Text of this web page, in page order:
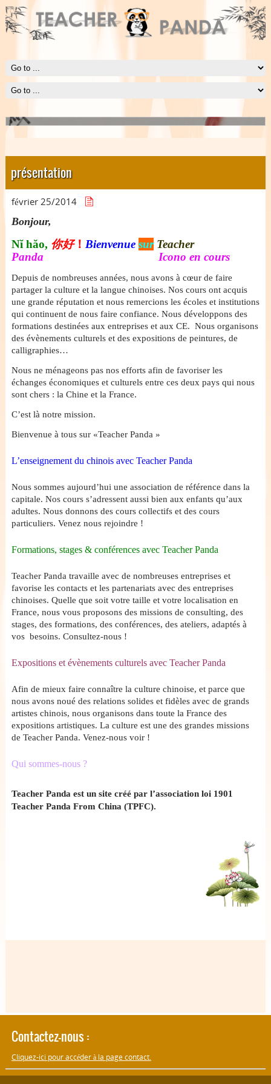
Le Lotus d'Eau
Le lotus d'eau représente l'épanouissement et le développement
équilibré.
présentation
février 25/2014
Bonjour,
Nĭ hăo, 你好！ Bienvenue sur Teacher
Panda Icono en cours
Depuis de nombreuses années, nous avons à cœur de faire
partager la culture et la langue chinoises. Nos cours ont acquis
une grande réputation et nous remercions les écoles et institutions
qui continuent de nous faire confiance. Nous développons des
formations destinées aux entreprises et aux CE. Nous organisons
des évènements culturels et des expositions de peintures, de
calligraphies…
Nous ne ménageons pas nos efforts afin de favoriser les
échanges économiques et culturels entre ces deux pays qui nous
sont chers : la Chine et la France.
C’est là notre mission.
Bienvenue à tous sur «Teacher Panda »
L’enseignement du chinois avec Teacher Panda
Nous sommes aujourd’hui une association de référence dans la
capitale. Nos cours s’adressent aussi bien aux enfants qu’aux
adultes. Nous donnons des cours collectifs et des cours
particuliers. Venez nous rejoindre !
Formations, stages & conférences avec Teacher Panda
Teacher Panda travaille avec de nombreuses entreprises et
favorise les contacts et les partenariats avec des entreprises
chinoises. Quelle que soit votre taille et votre localisation en
France, nous vous proposons des missions de consulting, des
stages, des formations, des conférences, des ateliers, adaptés à
vos besoins. Consultez-nous !
Expositions et évènements culturels avec Teacher Panda
Afin de mieux faire connaître la culture chinoise, et parce que
nous avons noué des relations solides et fidèles avec de grands
artistes chinois, nous organisons dans toute la France des
expositions artistiques. La culture est une des grandes missions
de Teacher Panda. Venez-nous voir !
Qui sommes-nous ?
Teacher Panda est un site créé par l’association loi 1901
Teacher Panda From China (TPFC).
Contactez-nous :
Cliquez-ici pour accéder à la page contact.